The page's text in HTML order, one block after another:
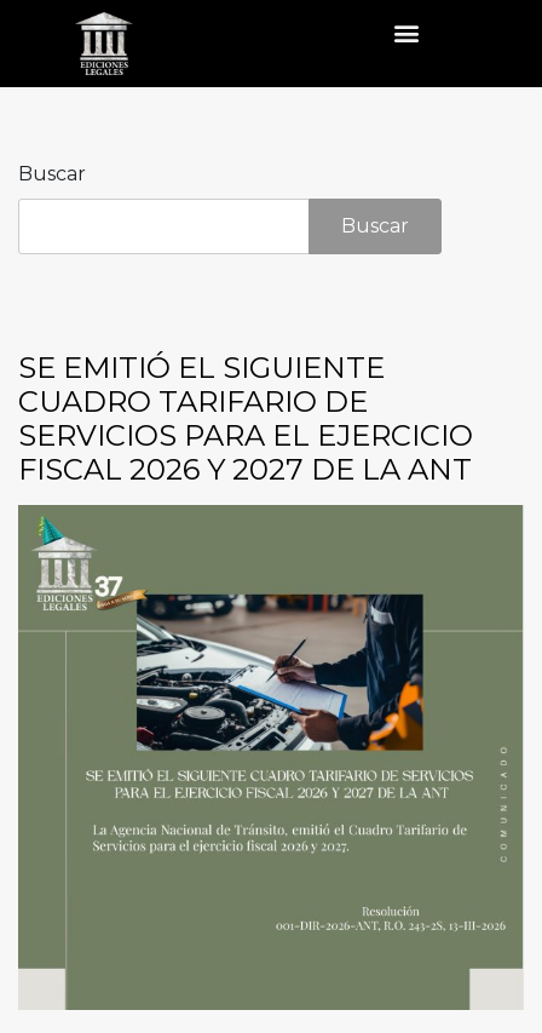
Buscar
Buscar
SE EMITIÓ EL SIGUIENTE
CUADRO TARIFARIO DE
SERVICIOS PARA EL EJERCICIO
FISCAL 2026 Y 2027 DE LA ANT